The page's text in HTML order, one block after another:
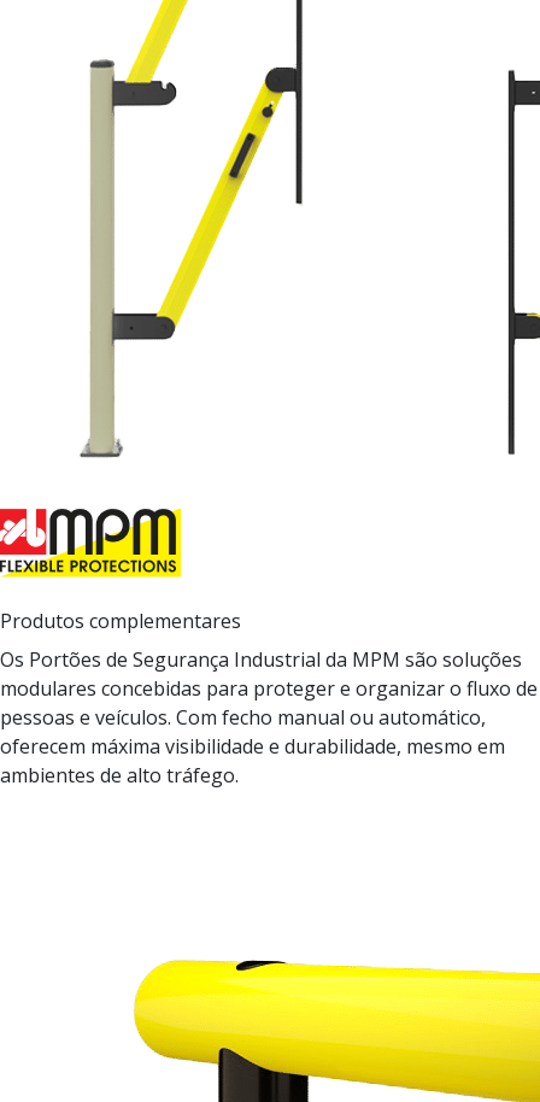
Produtos complementares
Os Portões de Segurança Industrial da MPM são soluções
modulares concebidas para proteger e organizar o fluxo de
pessoas e veículos. Com fecho manual ou automático,
oferecem máxima visibilidade e durabilidade, mesmo em
ambientes de alto tráfego.